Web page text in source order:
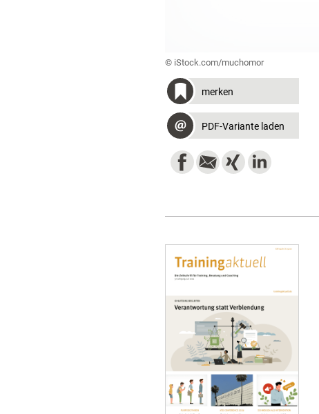
© iStock.com/muchomor
merken
PDF-Variante laden